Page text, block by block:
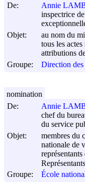
De:
Annie
inspectrice
Objet:
au nom du
tous les
attributions
Groupe:
Direction des
De:
Annie
chef du
du service
Objet:
membres du
nationale de
Groupe:
École
nomination